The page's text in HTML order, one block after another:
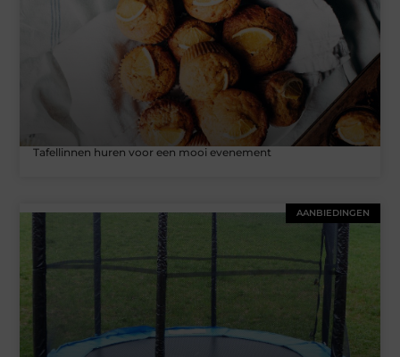
Tafellinnen huren voor een mooi evenement
AANBIEDINGEN